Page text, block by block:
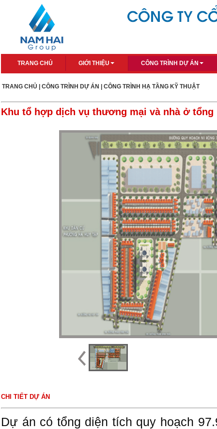
TRANG CHỦ GIỚI THIỆU CÔNG TRÌNH DỰ ÁN
TRANG CHỦ CÔNG TRÌNH DỰ ÁN CÔNG TRÌNH HẠ TẦNG KỸ THUẬT
Khu tổ hợp dịch vụ thương mại và nhà ở tổng
CHI TIẾT DỰ ÁN
Dự án có tổng diện tích quy hoạch